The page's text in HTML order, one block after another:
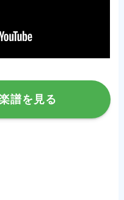
譜を見る